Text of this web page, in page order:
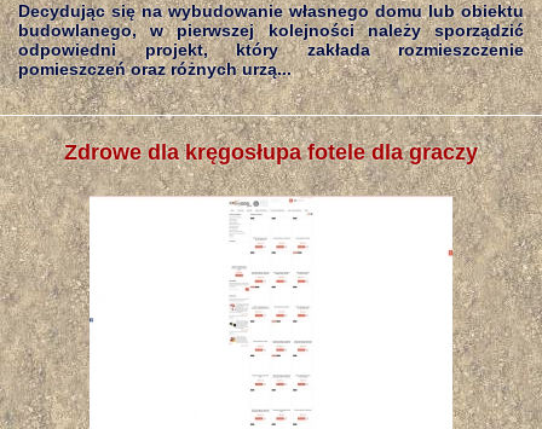
Decydując się na wybudowanie własnego domu lub obiektu
budowlanego, w pierwszej kolejności należy sporządzić
odpowiedni projekt, który zakłada rozmieszczenie
pomieszczeń oraz różnych urzą...
Zdrowe dla kręgosłupa fotele dla graczy